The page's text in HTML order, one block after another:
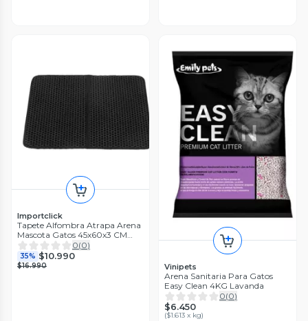
Importclick
Tapete Alfombra Atrapa Arena
Mascota Gatos 45x60x3 CM
Negro
0(0)
35% $10.990
$16.990 Vinipets
Arena Sanitaria Para Gatos
Easy Clean 4KG Lavanda
0(0)
$6.450
($1.613 x kg)